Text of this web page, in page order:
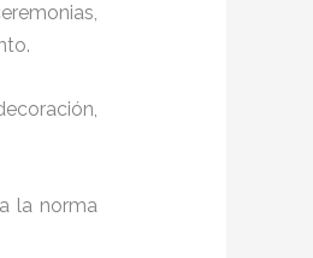
la norma